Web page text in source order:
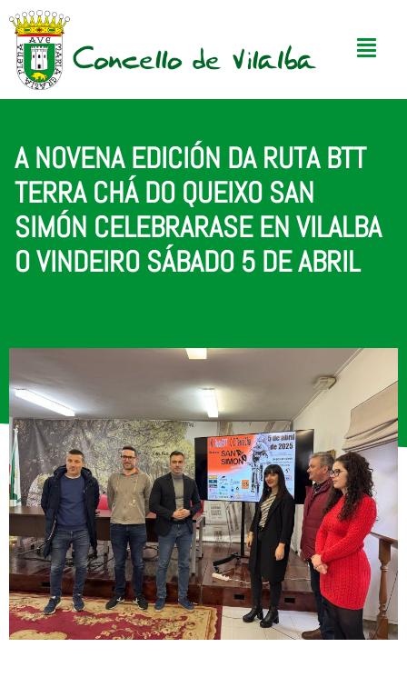
A NOVENA EDICIÓN DA RUTA BTT
TERRA CHÁ DO QUEIXO SAN
SIMÓN CELEBRARASE EN VILALBA
O VINDEIRO SÁBADO 5 DE ABRIL